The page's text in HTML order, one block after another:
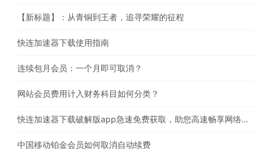
【新标题】：从青铜到王者，追寻荣耀的征程
快连加速器下载使用指南
连续包月会员：一个月即可取消？
网站会员费用计入财务科目如何分类？
快连加速器下载破解版app急速免费获取，助您高速畅享网络体验
中国移动铂金会员如何取消自动续费